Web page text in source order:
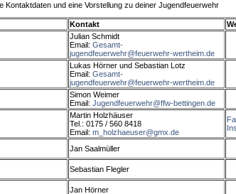
Kontaktdaten und eine Vorstellung zu deiner Jugendfeuerwehr
Kontakt
Julian Schmidt
Email: Gesamt-
jugendfeuerwehr@feuerwehr-wertheim.de
Lukas Hörner und Sebastian Lotz
Email: Gesamt-
jugendfeuerwehr@feuerwehr-wertheim.de
Simon Weimer
Email: Jugendfeuerwehr@ffw-bettingen.de
Martin Holzhäuser
Tel.: 0175 / 560 8418
Email: m_holzhaeuser@gmx.de
Jan Saalmüller
Sebastian Flegler
Jan Hörner